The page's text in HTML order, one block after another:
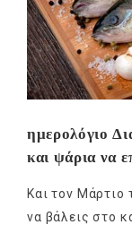
ημερολόγιο
και ψάρια να
Και τον Μάρτιο
να βάλεις στο